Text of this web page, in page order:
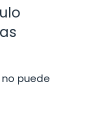
puede